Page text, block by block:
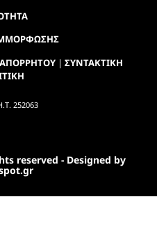
| ΣΥΝΤΑΚΤΙΚΗ
252063
reserved - Designed by